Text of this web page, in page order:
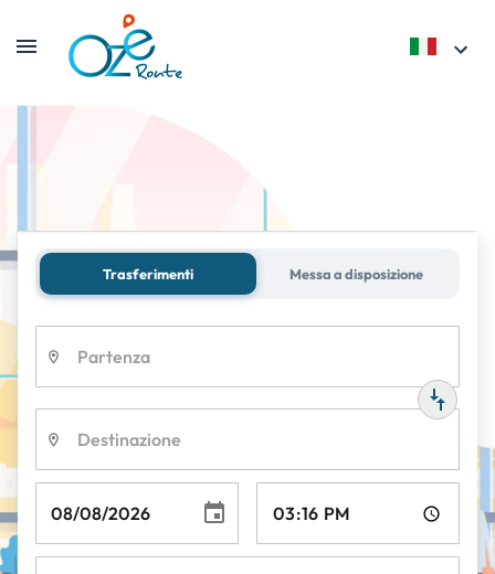
Navetta
Trasferimenti Messa a disposizione